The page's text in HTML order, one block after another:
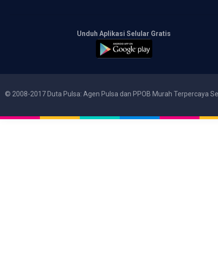
Unduh Aplikasi Selular Gratis
© 2008-2017 Duta Pulsa: Agen Pulsa dan PPOB Murah Terpercaya